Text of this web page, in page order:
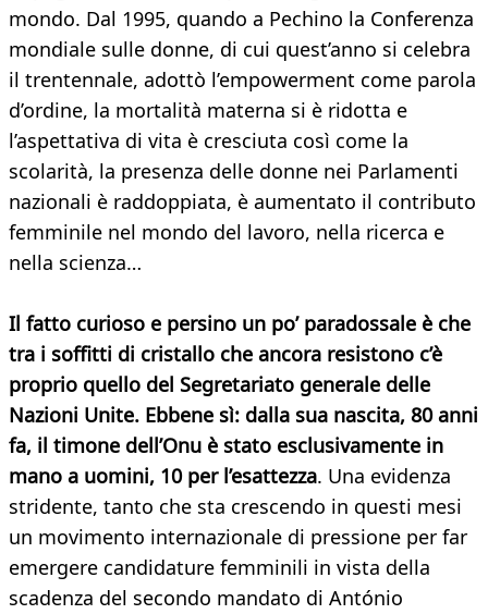
mondo. Dal 1995, quando a Pechino la Conferenza
mondiale sulle donne, di cui quest’anno si celebra
il trentennale, adottò l’empowerment come parola
d’ordine, la mortalità materna si è ridotta e
l’aspettativa di vita è cresciuta così come la
scolarità, la presenza delle donne nei Parlamenti
nazionali è raddoppiata, è aumentato il contributo
femminile nel mondo del lavoro, nella ricerca e
nella scienza…
Il fatto curioso e persino un po’ paradossale è che
tra i soffitti di cristallo che ancora resistono c’è
proprio quello del Segretariato generale delle
Nazioni Unite. Ebbene sì: dalla sua nascita, 80 anni
fa, il timone dell’Onu è stato esclusivamente in
mano a uomini, 10 per l’esattezza. Una evidenza
stridente, tanto che sta crescendo in questi mesi
un movimento internazionale di pressione per far
emergere candidature femminili in vista della
scadenza del secondo mandato di António